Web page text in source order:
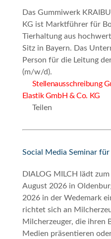
Das Gummiwerk
KG ist Marktführer für
Tierhaltung aus
Sitz in Bayern. Das
Person für die Leitung
(m/w/d).
Stellenausschreibung
Elastik GmbH & Co. KG
Teilen
Social Media Seminar
DIALOG MILCH lädt zum
August 2026 in
2026 in der Wedemark
richtet sich an
Milcherzeuger, die ihren
Medien präsentieren